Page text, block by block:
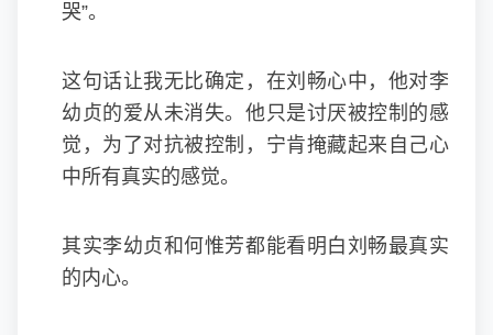
哭”。
这句话让我无比确定，在刘畅心中，他对李
幼贞的爱从未消失。他只是讨厌被控制的感
觉，为了对抗被控制，宁肯掩藏起来自己心
中所有真实的感觉。
其实李幼贞和何惟芳都能看明白刘畅最真实
的内心。